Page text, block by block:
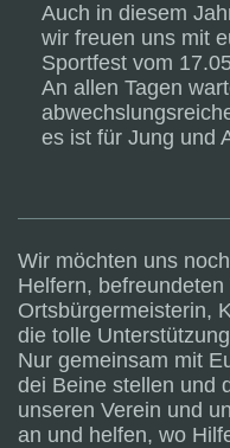
Auch in diesem
wir freuen uns mit
Sportfest vom
An allen Tagen
es ist für Jung und
Wir möchten uns
Helfern,
Ortsbürgermeisterin,
die tolle
Nur gemeinsam mit
dei Beine stellen und
unseren Verein und
an und helfen, wo